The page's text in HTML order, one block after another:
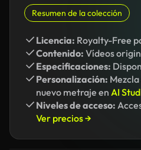
Resumen de la colección
Licencia: Royalty-Free
Contenido: Vídeos
Especificaciones:
Personalización:
nuevo metraje en AI
Niveles de acceso:
Ver precios →